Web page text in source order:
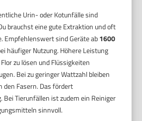
Urin- oder Kotunfälle sind
brauchst eine gute Extraktion und oft
Empfehlenswert sind Geräte ab1600
häufiger Nutzung. Höhere Leistung
zu lösen und Flüssigkeiten
Bei zu geringer Wattzahl bleiben
den Fasern. Das fördert
Bei Tierunfällen ist zudem ein Reiniger
sinnvoll.